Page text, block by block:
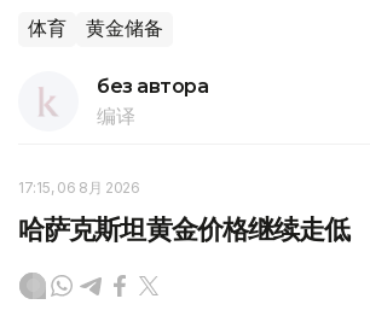
体育 黄金储备
без автора
编译
17:15, 06 8月 2026
哈萨克斯坦黄金价格继续走低